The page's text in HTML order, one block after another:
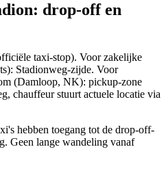
drop-off en
taxi-stop). Voor zakelijke
Stadionweg-zijde. Voor
(Damloop, NK): pickup-zone
chauffeur stuurt actuele locatie via
hebben toegang tot de drop-off-
Geen lange wandeling vanaf